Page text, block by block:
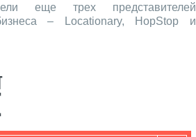
еще трех представителей
бизнеса – Locationary, HopStop и